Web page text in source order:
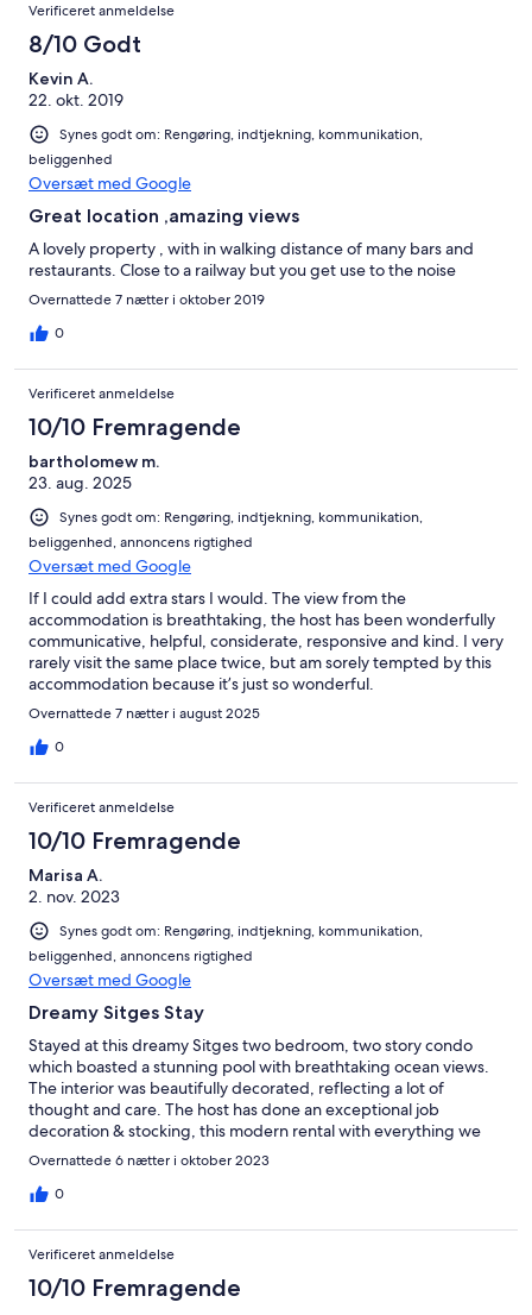
Verificeret anmeldelse
8/10 Godt
Kevin A.
22. okt. 2019
Synes godt om: Rengøring, indtjekning, kommunikation,
beliggenhed
Oversæt med Google
Great location ,amazing views
A lovely property , with in walking distance of many bars and
restaurants. Close to a railway but you get use to the noise
Overnattede 7 nætter i oktober 2019
0
Verificeret anmeldelse
10/10 Fremragende
bartholomew m.
23. aug. 2025
Synes godt om: Rengøring, indtjekning, kommunikation,
beliggenhed, annoncens rigtighed
Oversæt med Google
If I could add extra stars I would. The view from the
accommodation is breathtaking, the host has been wonderfully
communicative, helpful, considerate, responsive and kind. I very
rarely visit the same place twice, but am sorely tempted by this
accommodation because it’s just so wonderful.
Overnattede 7 nætter i august 2025
0
Verificeret anmeldelse
10/10 Fremragende
Marisa A.
2. nov. 2023
Synes godt om: Rengøring, indtjekning, kommunikation,
beliggenhed, annoncens rigtighed
Oversæt med Google
Dreamy Sitges Stay
Stayed at this dreamy Sitges two bedroom, two story condo
which boasted a stunning pool with breathtaking ocean views.
The interior was beautifully decorated, reflecting a lot of
thought and care. The host has done an exceptional job
decoration & stocking, this modern rental with everything we
needed. Highly recommend!
Overnattede 6 nætter i oktober 2023
0
Verificeret anmeldelse
10/10 Fremragende